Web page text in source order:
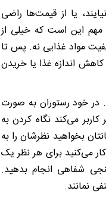
یا از قیمت‌ها راضی
مهم این است که خیلی از
مواد غذایی نه. پس تا
اندازه غذا یا خریدن
در خود رستوران به صورت
می‌کند نگاه کردن به
بخواهید نظرشان را به
می‌کنید برای هر نظر یک
نظرسنجی شفاهی انجام بدهید.
نمانند.